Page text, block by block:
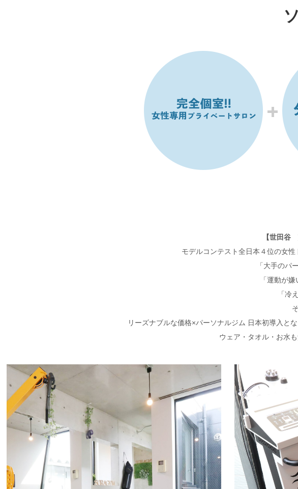
【世田谷
モデルコンテスト全日本４位の女
「大手のパ
「運動が
「冷
リーズナブルな価格×パーソナルジム 日本初導入と
ウェア・タオル・お水